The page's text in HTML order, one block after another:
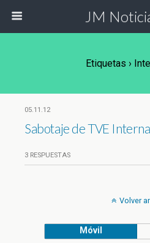
JM
Etiquetas ›
05.11.12
Sabotaje de TVE
3 RESPUESTAS
Volver
Móvil